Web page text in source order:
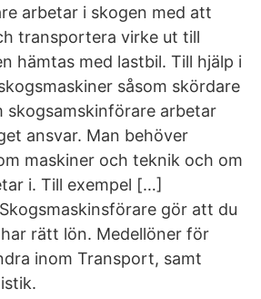
arbetar i skogen med att
transportera virke ut till
hämtas med lastbil. Till hjälp i
såsom skördare
skogsamskinförare arbetar
ansvar. Man behöver
maskiner och teknik och om
i. Till exempel […]
gör att du
rätt lön. Medellöner för
inom Transport, samt